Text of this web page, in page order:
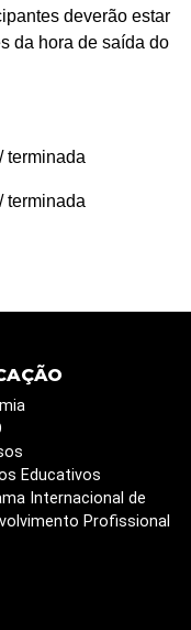
deverão estar
da hora de saída do
terminada
terminada
Educativos
Internacional de
Profissional